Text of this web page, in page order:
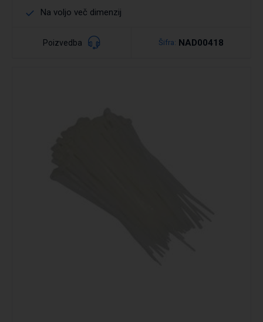
Na voljo več dimenzij
Poizvedba Šifra: NAD00418